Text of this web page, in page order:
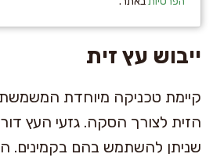
ייבוש עץ זית
קיימת טכניקה מיוחדת
הזית לצורך הסקה. גזעי העץ
שניתן להשתמש בהם בקמינים.